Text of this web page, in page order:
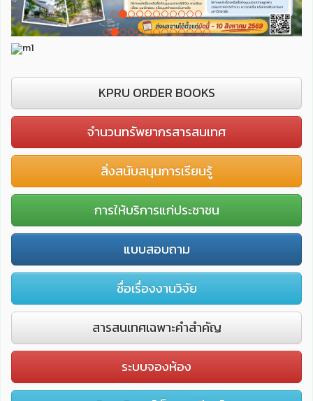
KPRU ORDER BOOKS
จำนวนทรัพยากรสารสนเทศ
สิ่งสนับสนุนการเรียนรู้
การให้บริการแก่ประชาชน
แบบสอบถาม
ชื่อเรื่องงานวิจัย
สารสนเทศเฉพาะคำสำคัญ
ระบบจองห้อง